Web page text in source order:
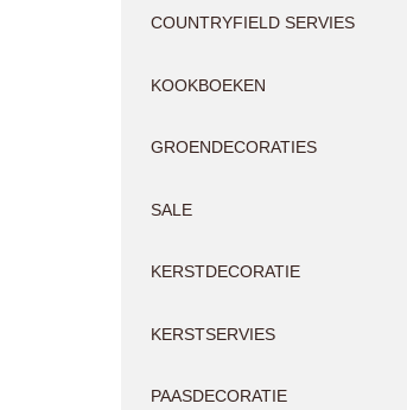
COUNTRYFIELD SERVIES
KOOKBOEKEN
GROENDECORATIES
SALE
KERSTDECORATIE
KERSTSERVIES
PAASDECORATIE